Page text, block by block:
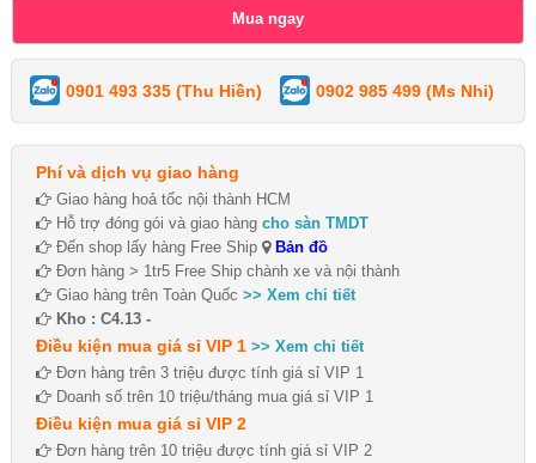
0901 493 335 (Thu Hiền) 0902 985 499 (Ms Nhi)
Phí và dịch vụ giao hàng
Giao hàng hoả tốc nội thành HCM
Hỗ trợ đóng gói và giao hàng cho sàn TMDT
Đến shop lấy hàng Free Ship
Bản đồ
Đơn hàng > 1tr5 Free Ship chành xe và nội thành
Giao hàng trên Toàn Quốc >> Xem chi tiết
Kho : C4.13 -
Điều kiện mua giá sỉ VIP 1 >> Xem chi tiết
Đơn hàng trên 3 triệu được tính giá sỉ VIP 1
Doanh số trên 10 triệu/tháng mua giá sỉ VIP 1
Điều kiện mua giá sỉ VIP 2
Đơn hàng trên 10 triệu được tính giá sỉ VIP 2